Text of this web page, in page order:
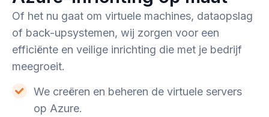
Of het nu gaat om virtuele machines, dataopslag
of back-upsystemen, wij zorgen voor een
efficiënte en veilige inrichting die met je bedrijf
meegroeit.
We creëren en beheren de virtuele servers
op Azure.